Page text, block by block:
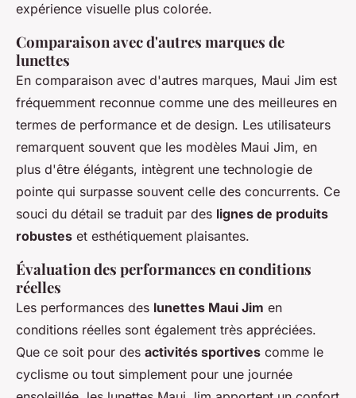
expérience visuelle plus colorée.
Comparaison avec d'autres marques de
lunettes
En comparaison avec d'autres marques, Maui Jim est
fréquemment reconnue comme une des meilleures en
termes de performance et de design. Les utilisateurs
remarquent souvent que les modèles Maui Jim, en
plus d'être élégants, intègrent une technologie de
pointe qui surpasse souvent celle des concurrents. Ce
souci du détail se traduit par des lignes de produits
robustes et esthétiquement plaisantes.
Évaluation des performances en conditions
réelles
Les performances des lunettes Maui Jim en
conditions réelles sont également très appréciées.
Que ce soit pour des activités sportives comme le
cyclisme ou tout simplement pour une journée